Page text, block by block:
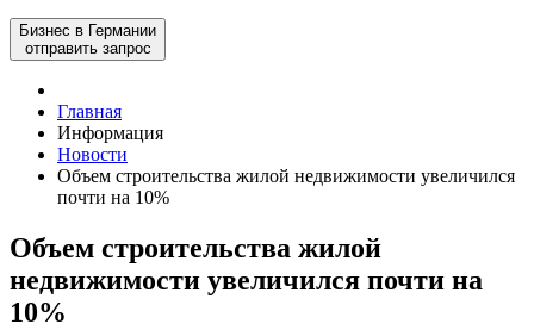
Бизнес в Германии
отправить запрос
Главная
Информация
Новости
Объем строительства жилой недвижимости увеличился
почти на 10%
Объем строительства жилой
недвижимости увеличился почти на
10%